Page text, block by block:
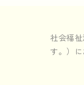
社会福
す。）